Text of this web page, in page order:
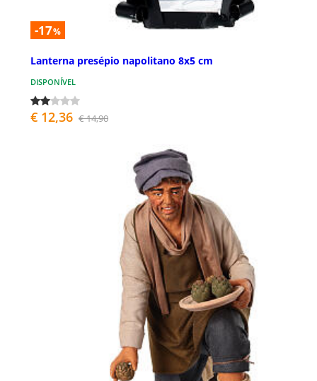
-17%
Lanterna presépio napolitano 8x5 cm
DISPONÍVEL
€ 12,36 € 14,90